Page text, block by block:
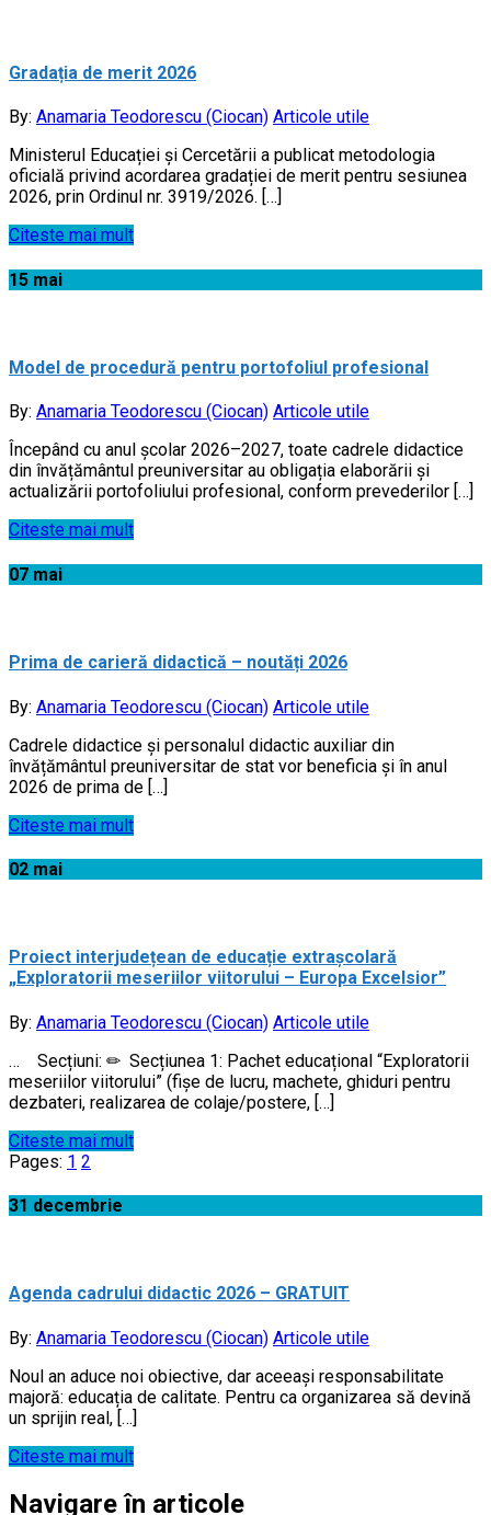
Gradația de merit 2026
By: Anamaria Teodorescu (Ciocan) Articole utile
Ministerul Educației și Cercetării a publicat metodologia
oficială privind acordarea gradației de merit pentru sesiunea
2026, prin Ordinul nr. 3919/2026. […]
Citeste mai mult
15 mai
Model de procedură pentru portofoliul profesional
By: Anamaria Teodorescu (Ciocan) Articole utile
Începând cu anul școlar 2026–2027, toate cadrele didactice
din învățământul preuniversitar au obligația elaborării și
actualizării portofoliului profesional, conform prevederilor […]
Citeste mai mult
07 mai
Prima de carieră didactică – noutăți 2026
By: Anamaria Teodorescu (Ciocan) Articole utile
Cadrele didactice și personalul didactic auxiliar din
învățământul preuniversitar de stat vor beneficia și în anul
2026 de prima de […]
Citeste mai mult
02 mai
Proiect interjudețean de educație extrașcolară
„Exploratorii meseriilor viitorului – Europa Excelsior”
By: Anamaria Teodorescu (Ciocan) Articole utile
… Secțiuni: ✏ Secțiunea 1: Pachet educațional “Exploratorii
meseriilor viitorului” (fişe de lucru, machete, ghiduri pentru
dezbateri, realizarea de colaje/postere, […]
Citeste mai mult
Pages: 1 2
31 decembrie
Agenda cadrului didactic 2026 – GRATUIT
By: Anamaria Teodorescu (Ciocan) Articole utile
Noul an aduce noi obiective, dar aceeași responsabilitate
majoră: educația de calitate. Pentru ca organizarea să devină
un sprijin real, […]
Citeste mai mult
Navigare în articole